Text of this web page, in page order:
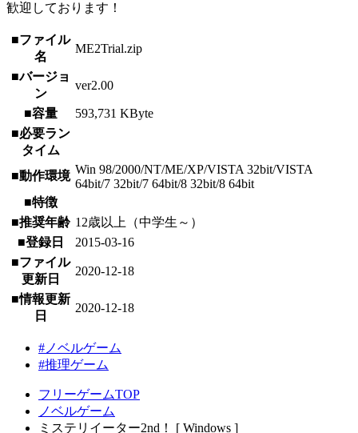
歓迎しております！
■ファイル
名
ME2Trial.zip
■バージョ
ン
ver2.00
■容量
593,731 KByte
■必要ラン
タイム
■動作環境 Win 98/2000/NT/ME/XP/VISTA 32bit/VISTA
64bit/7 32bit/7 64bit/8 32bit/8 64bit
■特徴
■推奨年齢 12歳以上（中学生～）
■登録日
2015-03-16
■ファイル
更新日
2020-12-18
■情報更新
日
2020-12-18
#ノベルゲーム
#推理ゲーム
フリーゲームTOP
ノベルゲーム
ミステリイーター2nd！ [ Windows ]